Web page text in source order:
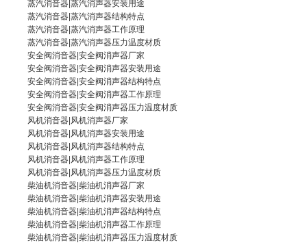
蒸汽消音器|蒸汽消声器安装用途
蒸汽消音器| 蒸汽消声器结构特点
蒸汽消音器|蒸汽消声器工作原理
蒸汽消音器| 蒸汽消声器压力温度材质
安全阀消音器| 安全阀消声器厂家
安全阀消音器|安全阀消声器安装用途
安全阀消音器 安全阀消声器结构特点
安全阀消音器|安全阀消声器工作原理
安全阀消音器|安全阀消声器压力温度材质
风机消音器| 风机消声器厂家
风机消音器|风机消声器安装用途
风机消音器 |风机消声器结构特点
风机消音器|风机消声器工作原理
风机消音器|风机消声器压力温度材质
柴油机消音器| 柴油机消声器厂家
柴油机消音器|柴油机消声器安装用途
柴油机消音器|柴油机消声器结构特点
柴油机消音器 |柴油机消声器工作原理
柴油机消音器|柴油机消声器压力温度材质